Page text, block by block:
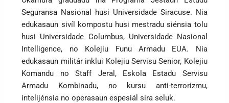
Seguransa Nasional husi Universidade Siracuse. Nia
edukasaun sivíl kompostu husi mestradu siénsia tolu
husi Universidade Columbus, Universidade Nasional
Intelligence, no Kolejiu Funu Armadu EUA. Nia
edukasaun militár inklui Kolejiu Servisu Senior, Kolejiu
Komandu no Staff Jeral, Eskola Estadu Servisu
Armadu Kombinadu, no kursu anti-terrorizmu,
intelijénsia no operasaun espesiál sira seluk.